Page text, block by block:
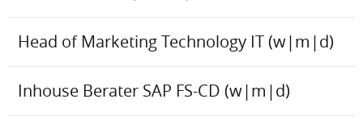
Head of Marketing Technology IT (w|m|d)
Inhouse Berater SAP FS-CD (w|m|d)